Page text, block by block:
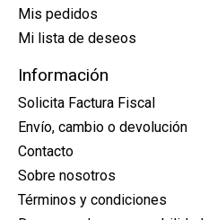
Mis pedidos
Mi lista de deseos
Información
Solicita Factura Fiscal
Envío, cambio o devolución
Contacto
Sobre nosotros
Términos y condiciones